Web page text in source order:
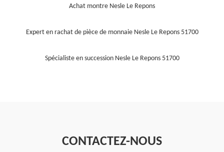
Achat montre Nesle Le Repons
Expert en rachat de pièce de monnaie Nesle Le Repons 51700
Spécialiste en succession Nesle Le Repons 51700
CONTACTEZ-NOUS